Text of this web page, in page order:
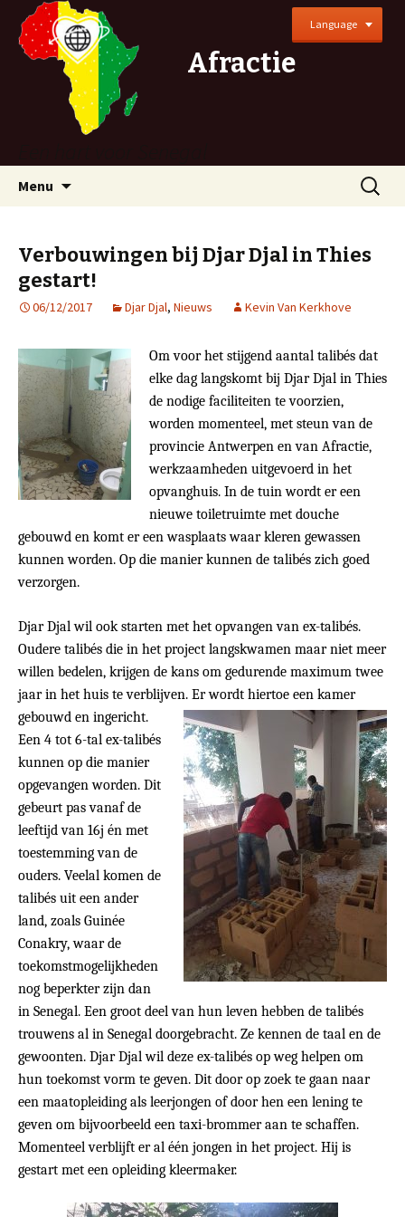
Afractie
Language
Menu
springen
Zoeken
naar:
Verbouwingen bij Djar Djal in Thies
gestart!
06/12/2017 Djar Djal, Nieuws Kevin Van Kerkhove
Om voor het stijgend aantal talibés dat
elke dag langskomt bij Djar Djal in Thies
de nodige faciliteiten te voorzien,
worden momenteel, met steun van de
provincie Antwerpen en van Afractie,
werkzaamheden uitgevoerd in het
opvanghuis. In de tuin wordt er een
nieuwe toiletruimte met douche
gebouwd en komt er een wasplaats waar kleren gewassen
kunnen worden. Op die manier kunnen de talibés zich goed
verzorgen.
Djar Djal wil ook starten met het opvangen van ex-talibés.
Oudere talibés die in het project langskwamen maar niet meer
willen bedelen, krijgen de kans om gedurende maximum twee
jaar in het huis te verblijven. Er wordt hiertoe een kamer
gebouwd en ingericht.
Een 4 tot 6-tal ex-talibés
kunnen op die manier
opgevangen worden. Dit
gebeurt pas vanaf de
leeftijd van 16j én met
toestemming van de
ouders. Veelal komen de
talibés uit een ander
land, zoals Guinée
Conakry, waar de
toekomstmogelijkheden
nog beperkter zijn dan
in Senegal. Een groot deel van hun leven hebben de talibés
trouwens al in Senegal doorgebracht. Ze kennen de taal en de
gewoonten. Djar Djal wil deze ex-talibés op weg helpen om
hun toekomst vorm te geven. Dit door op zoek te gaan naar
een maatopleiding als leerjongen of door hen een lening te
geven om bijvoorbeeld een taxi-brommer aan te schaffen.
Momenteel verblijft er al één jongen in het project. Hij is
gestart met een opleiding kleermaker.